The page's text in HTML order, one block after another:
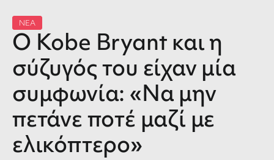
ΝΕΑ
O Kobe Bryant και η
σύζυγός του είχαν μία
συμφωνία: «Να μην
πετάνε ποτέ μαζί με
ελικόπτερο»